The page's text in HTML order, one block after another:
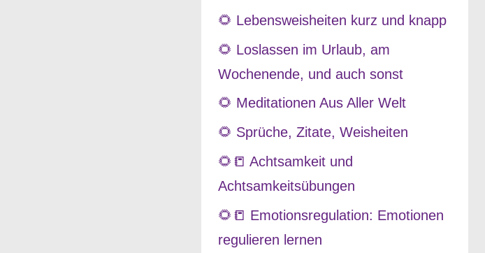
🌻 Lebensweisheiten kurz und knapp
🌻 Loslassen im Urlaub, am
Wochenende, und auch sonst
🌻 Meditationen Aus Aller Welt
🌻 Sprüche, Zitate, Weisheiten
🌻📒 Achtsamkeit und
Achtsamkeitsübungen
🌻📒 Emotionsregulation: Emotionen
regulieren lernen